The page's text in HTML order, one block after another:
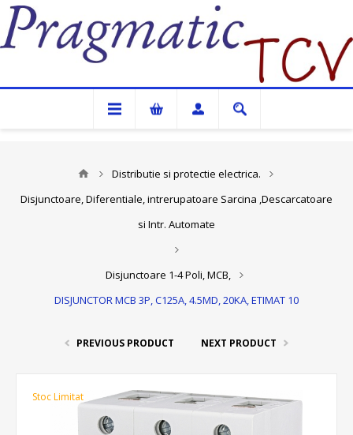
Pragmatic TCV
Distributie si protectie electrica.
Disjunctoare, Diferentiale, intrerupatoare Sarcina ,Descarcatoare
si Intr. Automate
Disjunctoare 1-4 Poli, MCB,
DISJUNCTOR MCB 3P, C125A, 4.5MD, 20KA, ETIMAT 10
PREVIOUS PRODUCT NEXT PRODUCT
Stoc Limitat